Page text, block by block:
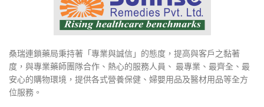
桑瑞連鎖藥局秉持著「專業與誠信」的態度，提高與客戶之黏著
度，與專業藥師團隊合作、熱心的服務人員、 最專業、最齊全、最
安心的購物環境，提供各式營養保健、婦嬰用品及醫材用品等全方
位服務。